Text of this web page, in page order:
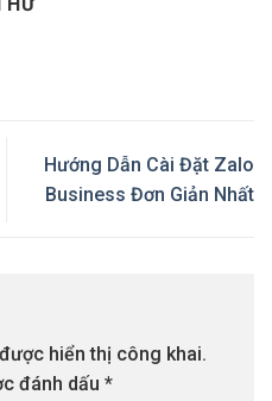
Hướng Dẫn Cài Đặt Zalo
Business Đơn Giản Nhất
hiển thị công khai.
đánh dấu *